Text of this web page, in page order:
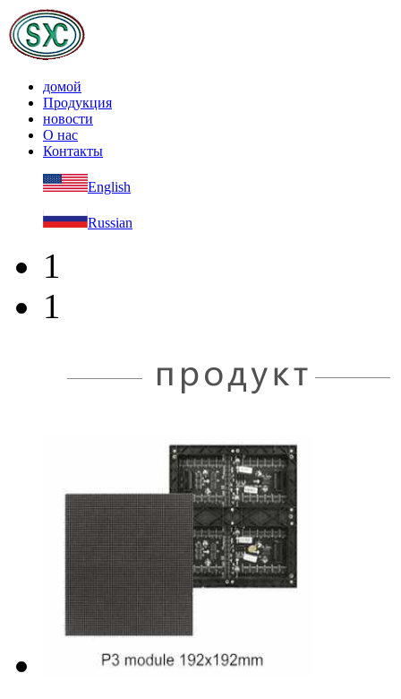
домой
Продукция
новости
О нас
Контакты
English
Russian
1
1